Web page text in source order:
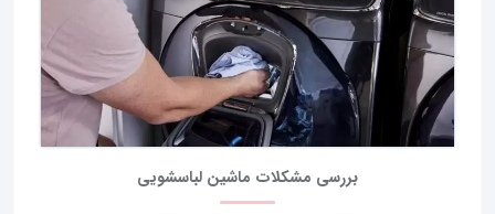
بررسی مشکلات ماشین لباسشویی